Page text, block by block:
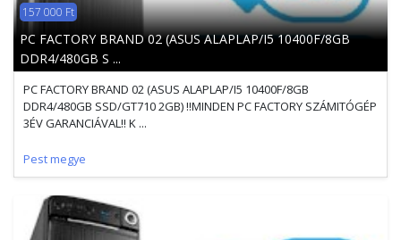
157 000 Ft
PC FACTORY BRAND 02 (ASUS ALAPLAP/I5 10400F/8GB
DDR4/480GB S ...
PC FACTORY BRAND 02 (ASUS ALAPLAP/I5 10400F/8GB
DDR4/480GB SSD/GT710 2GB) !!MINDEN PC FACTORY SZÁMITÓGÉP
3ÉV GARANCIÁVAL!! K ...
Pest megye